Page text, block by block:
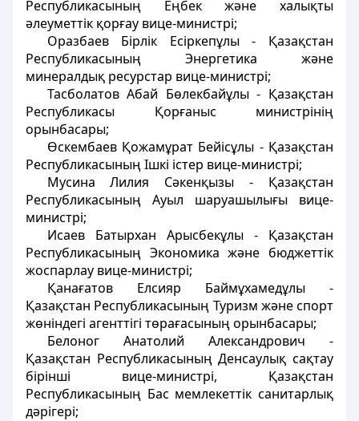
Республикасының Еңбек және халықты
әлеуметтiк қорғау вице-министрi;
Оразбаев Бірлік Есiркепұлы - Қазақстан
Республикасының Энергетика және
минералдық ресурстар вице-министрi;
Тасболатов Абай Бөлекбайұлы - Қазақстан
Республикасы Қорғаныс министрінің
орынбасары;
Өскембаев Қожамұрат Бейiсұлы - Қазақстан
Республикасының Iшкi iстер вице-министрi;
Мусина Лилия Сәкенқызы - Қазақстан
Республикасының Ауыл шаруашылығы вице-
министрi;
Исаев Батырхан Арысбекұлы - Қазақстан
Республикасының Экономика және бюджеттік
жоспарлау вице-министрi;
Қанағатов Елсияр Баймұхамедұлы -
Қазақстан Республикасының Туризм және спорт
жөніндегі агенттiгi төрағасының орынбасары;
Белоног Анатолий Александрович -
Қазақстан Республикасының Денсаулық сақтау
бiрiншi вице-министрi, Қазақстан
Республикасының Бас мемлекеттік санитарлық
дәрiгерi;